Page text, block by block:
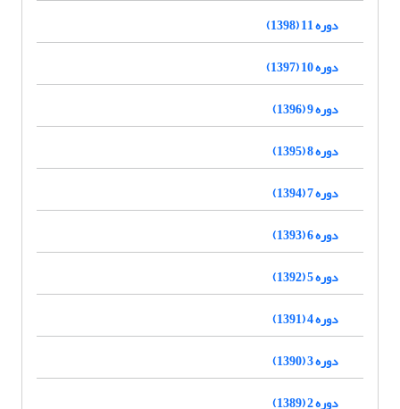
دوره 11 (1398)
دوره 10 (1397)
دوره 9 (1396)
دوره 8 (1395)
دوره 7 (1394)
دوره 6 (1393)
دوره 5 (1392)
دوره 4 (1391)
دوره 3 (1390)
دوره 2 (1389)